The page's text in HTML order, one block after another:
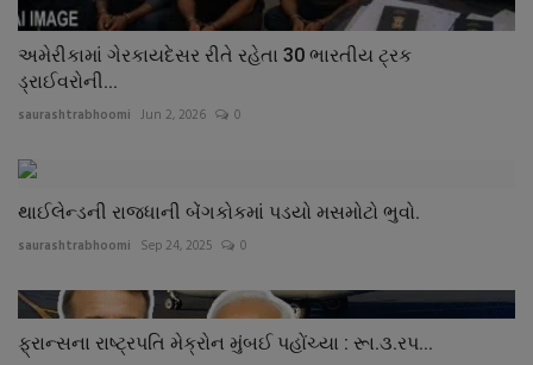
અમેરીકામાં ગેરકાયદેસર રીતે રહેતા 30 ભારતીય ટ્રક
ડ્રાઈવરોની...
saurashtrabhoomi Jun 2, 2026 0
થાઈલેન્ડની રાજધાની બેંગકોકમાં પડયો મસમોટો ભુવો.
saurashtrabhoomi Sep 24, 2025 0
ફ્રાન્સના રાષ્ટ્રપતિ મેક્રોન મુંબઈ પહોંચ્યા : રૂા.૩.રપ...